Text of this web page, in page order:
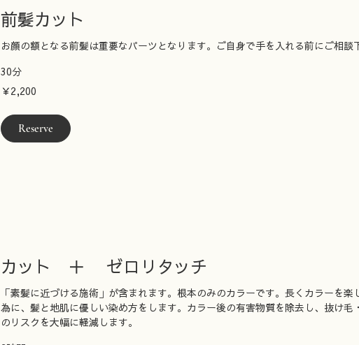
前髪カット
お顔の額となる前髪は重要なパーツとなります。ご自身で手を入れる前にご相談
30分
円
￥2,200
Reserve
カット ＋ ゼロリタッチ
「素髪に近づける施術」が含まれます。根本のみのカラーです。長くカラーを楽
為に、髪と地肌に優しい染め方をします。カラー後の有害物質を除去し、抜け毛
のリスクを大幅に軽減します。